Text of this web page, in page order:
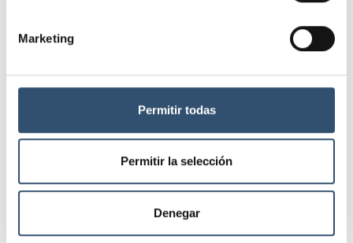
Marketing
Permitir todas
Permitir la selección
Denegar
Ofrecemos el sistema líder del mercado para que
pueda elegir con conocimiento de causa los
numerosas funciones que contribuyen a ahorrar
tiempo y costes en todo el proceso de